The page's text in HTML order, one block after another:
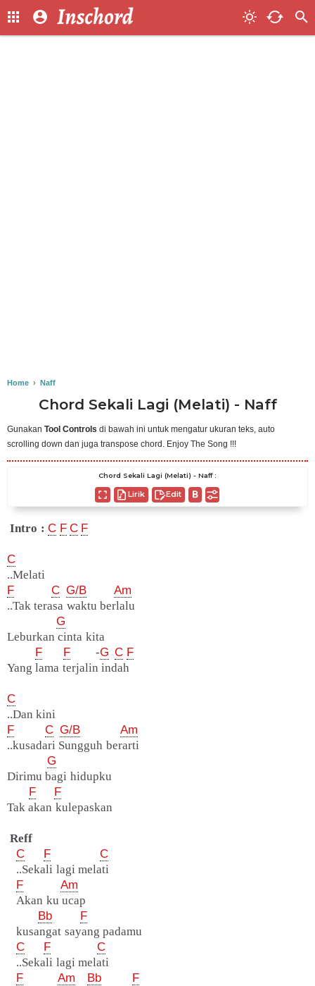
Home › Naff
Chord Sekali Lagi (Melati) - Naff
Gunakan Tool Controls di bawah ini untuk mengatur ukuran teks, auto
scrolling down dan juga transpose chord. Enjoy The Song !!!
Chord Sekali Lagi (Melati) - Naff :
Lirik Edit
Intro : C F C F
C
..Melati
F
C G/B
Am
..Tak terasa waktu berlalu
G
Leburkan cinta kita
F
F -G C F
Yang lama terjalin indah
C
..Dan kini
F
C G/B
Am
..kusadari Sungguh berarti
G
Dirimu bagi hidupku
F
F
Tak akan kulepaskan
Reff
C
F
C
..Sekali lagi melati
F
Am
Akan ku ucap
Bb
F
kusangat sayang padamu
C
F
C
..Sekali lagi melati
F
Am Bb
F